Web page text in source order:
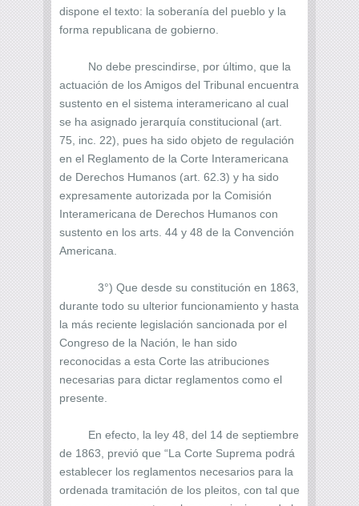
dispone el texto: la soberanía del pueblo y la
forma republicana de gobierno.
No debe prescindirse, por último, que la
actuación de los Amigos del Tribunal encuentra
sustento en el sistema interamericano al cual
se ha asignado jerarquía constitucional (art.
75, inc. 22), pues ha sido objeto de regulación
en el Reglamento de la Corte Interamericana
de Derechos Humanos (art. 62.3) y ha sido
expresamente autorizada por la Comisión
Interamericana de Derechos Humanos con
sustento en los arts. 44 y 48 de la Convención
Americana.
3°) Que desde su constitución en 1863,
durante todo su ulterior funcionamiento y hasta
la más reciente legislación sancionada por el
Congreso de la Nación, le han sido
reconocidas a esta Corte las atribuciones
necesarias para dictar reglamentos como el
presente.
En efecto, la ley 48, del 14 de septiembre
de 1863, previó que “La Corte Suprema podrá
establecer los reglamentos necesarios para la
ordenada tramitación de los pleitos, con tal que